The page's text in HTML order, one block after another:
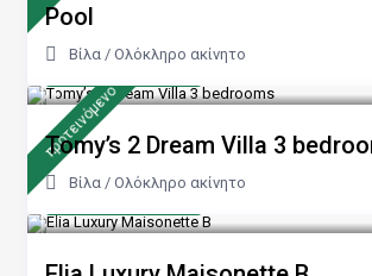
Pool
Βίλα /Ολόκληρο ακίνητο
προτεινόμενo
Tomy’s 2 Dream Villa 3
Βίλα /Ολόκληρο ακίνητο